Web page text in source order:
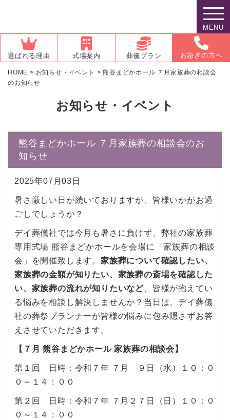
MENU
選ばれる理由 式場案内 葬儀プラン お急ぎの方へ
HOME > お知らせ・イベント >熊谷まどかホール ７月家族葬の相談会
のお知らせ
お知らせ・イベント
熊谷まどかホール ７月家族葬の相談会のお
知らせ
2025年07月03日
暑さ厳しい日が続いておりますが、皆様いかがお過
ごしでしょうか？
デイ葬儀社では今月も暑さに負けず、弊社の家族葬
専用式場 熊谷まどかホールを会場に「家族葬の相談
会」を開催致します。 家族葬について確認したい、
家族葬の金額が知りたい、家族葬の斎場を確認した
い、家族葬の流れが知りたいなど 、皆様が抱えてい
る悩みを相談し解決しませんか？当日は、デイ葬儀
社の葬祭プランナーが皆様の悩みに包み隠さずお答
えさせていただきます。
【７月 熊谷まどかホール 家族葬の相談会】
第１回 日時：令和７年 ７月 ９日（水）１０：０
０～１４：００
第２回 日時：令和７年 ７月２７日（日）１０：０
０～１４：００